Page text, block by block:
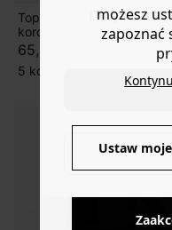
Do you
Top na ramiączkach z
koronką
65,90 zł
5 kolory
możesz
zapoznać
Ustaw